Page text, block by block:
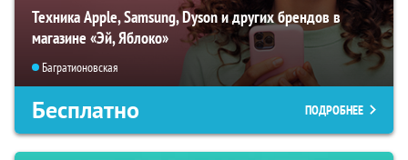
Техника Apple, Samsung, Dyson и других брендов в
магазине «Эй, Яблоко»
Багратионовская
Бесплатно ПОДРОБНЕЕ